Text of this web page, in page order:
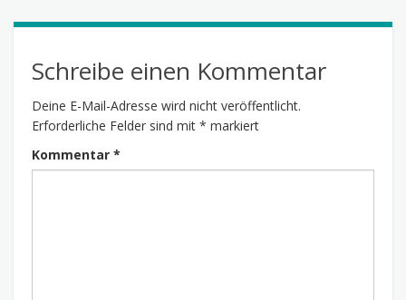
Schreibe einen Kommentar
Deine E-Mail-Adresse wird nicht veröffentlicht.
Erforderliche Felder sind mit * markiert
Kommentar *